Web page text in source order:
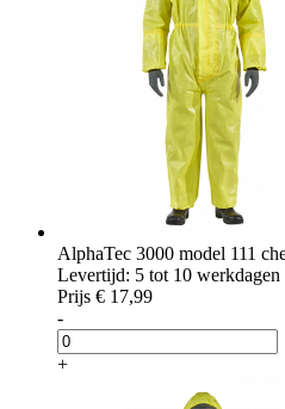
AlphaTec 3000 model 111
Levertijd: 5 tot 10 werkdagen
Prijs € 17,99
-
+